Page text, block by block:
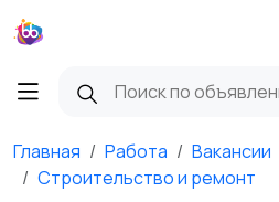
Главная Работа
Вакансии
Строительство и ремонт